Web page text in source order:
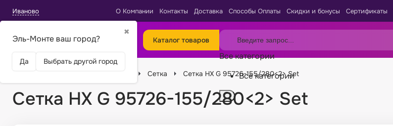
Иваново
✖
Эль-Монте ваш город?
Да Выбрать другой город
О Компании Контакты Доставка Способы Оплаты Скидки и бонусы Сертификаты
Каталог товаров
Все категории
Все категории
Сетка Сетка HX G 95726-155/280<2> Set
Сетка HX G 95726-155/280<2> Set